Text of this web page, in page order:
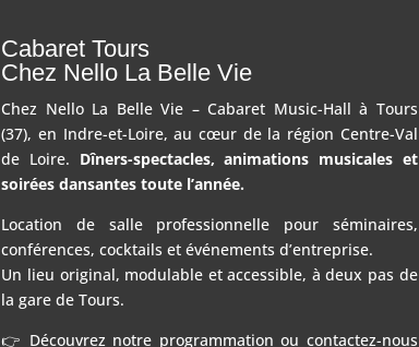
Cabaret Tours
Chez Nello La Belle Vie
Chez Nello La Belle Vie – Cabaret Music-Hall à Tours
(37), en Indre-et-Loire, au cœur de la région Centre-Val
de Loire. Dîners-spectacles, animations musicales et
soirées dansantes toute l’année.
Location de salle professionnelle pour séminaires,
conférences, cocktails et événements d’entreprise.
Un lieu original, modulable et accessible, à deux pas de
la gare de Tours.
👉 Découvrez notre programmation ou contactez-nous